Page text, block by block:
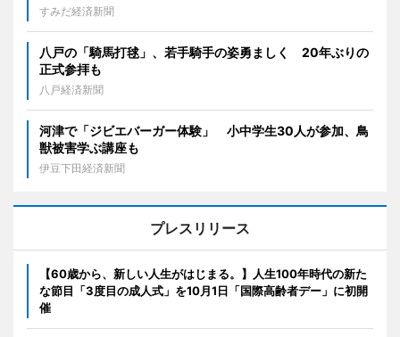
すみだ経済新聞
八戸の「騎馬打毬」、若手騎手の姿勇ましく 20年ぶりの
正式参拝も
八戸経済新聞
河津で「ジビエバーガー体験」 小中学生30人が参加、鳥
獣被害学ぶ講座も
伊豆下田経済新聞
プレスリリース
【60歳から、新しい人生がはじまる。】人生100年時代の新た
な節目「3度目の成人式」を10月1日「国際高齢者デー」に初開
催